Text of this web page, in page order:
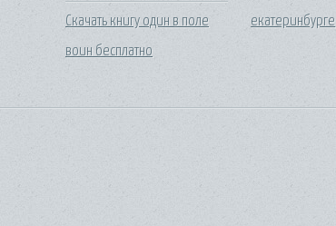
Скачать книгу один в поле
воин бесплатно
екатеринбурге